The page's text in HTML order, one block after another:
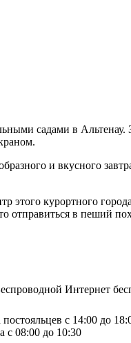
садами в
и вкусного
этого курортного
в пеший
Интернет
постояльцев с 14:00 до
с 08:00 до 10:30